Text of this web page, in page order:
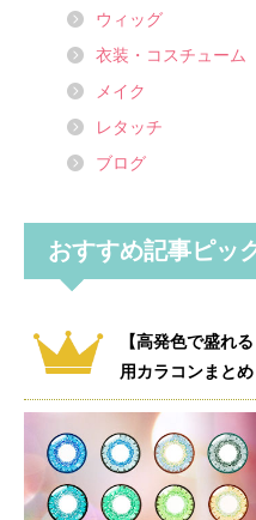
ウィッグ
衣装・コスチューム
メイク
レタッチ
ブログ
おすすめ記事ピッ
【高発色で盛れ
用カラコンまとめ